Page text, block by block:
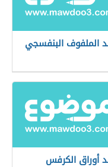
الملفوف البنفسجي
أوراق الكرفس